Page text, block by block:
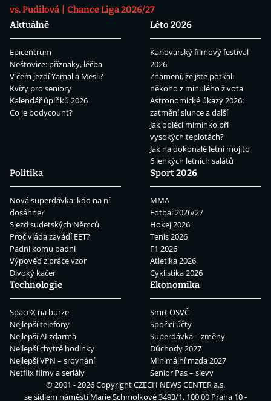
vs. Pudilová
Chance Liga 2026/27
Aktuálně
Epicentrum
Neštovice: příznaky, léčba
V čem jezdí Yamal a Mesii?
Kvízy pro seniory
Kalendář úplňků 2026
Co je bodycount?
Léto 2026
Karlovarský filmový festival
2026
Znamení, že jste potkali
někoho z minulého života
Astronomické úkazy 2026:
zatmění slunce a další
Jak obléci miminko při
vysokých teplotách?
Jak na dokonalé letní mojito
6 lehkých letních salátů
Politika
Nová superdávka: kdo na ní
dosáhne?
Sjezd sudetských Němců
Proč vláda zavádí EET?
Padni komu padni
Výpověď z práce vzor
Divoký kačer
Sport 2026
MMA
Fotbal 2026/27
Hokej 2026
Tenis 2026
F1 2026
Atletika 2026
Cyklistika 2026
Technologie
SpaceX na burze
Nejlepší telefony
Nejlepší AI zdarma
Nejlepší chytré hodinky
Nejlepší VPN – srovnání
Netflix filmy a seriály
Ekonomika
Smrt OSVČ
Spořicí účty
Superdávka – změny
Důchody 2027
Minimální mzda 2027
Senior Pas – slevy
© 2001 - 2026 CopyrightCZECH NEWS CENTER a.s.
se sídlem náměstí Marie Schmolkové 3493/1, 100 00 Praha 10 -